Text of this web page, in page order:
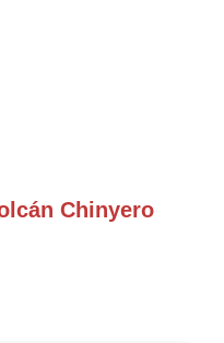
Chinyero